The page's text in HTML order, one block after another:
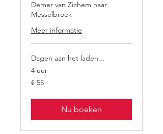
Demer van Zichem naar
Messelbroek
Meer informatie
Dagen aan het laden...
4 uur
55
euro
€ 55
Nu boeken